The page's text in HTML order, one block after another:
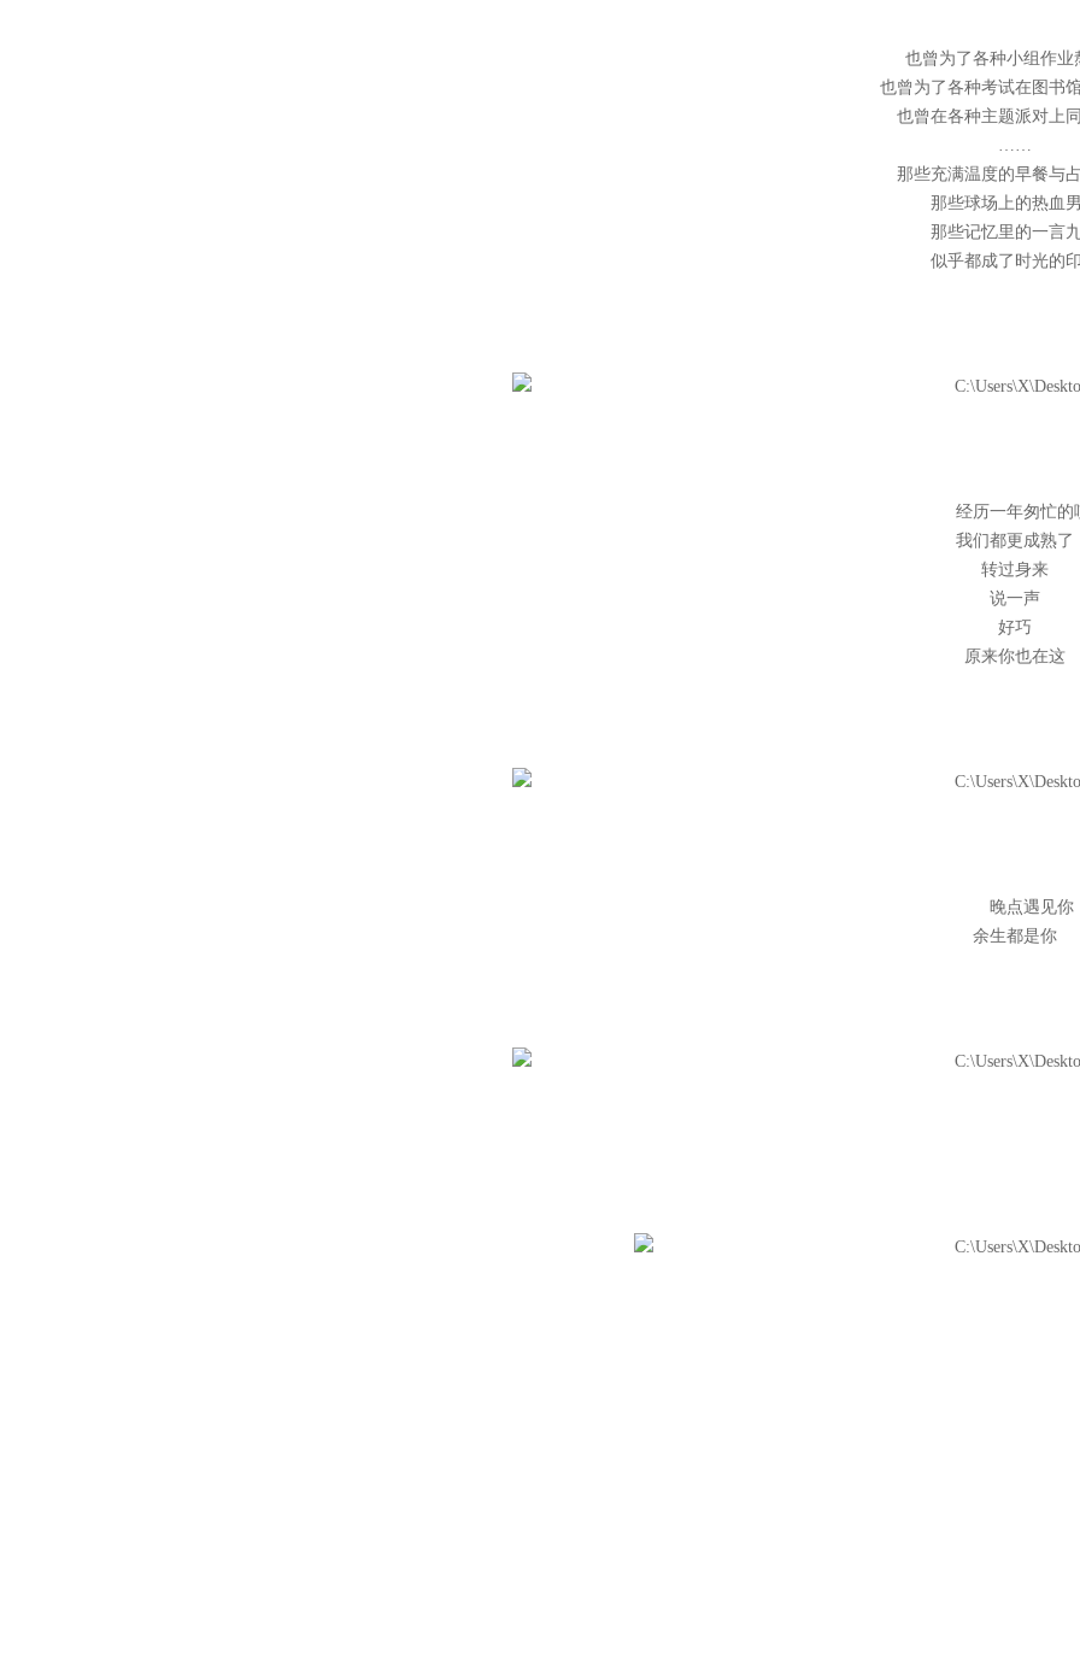
也曾为了各种小组作业
也曾为了各种考试在图书
也曾在各种主题派对上
那些充满温度的早餐与
那些球场上的热血
那些记忆里的一言
似乎都成了时光的
经历一年匆忙的
我们都更成熟了
转过身来
说一声
好巧
原来你也在这
晚点遇见你
余生都是你